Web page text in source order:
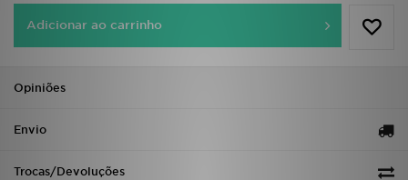
Adicionar ao carrinho
Opiniões
Envio
Trocas/Devoluções